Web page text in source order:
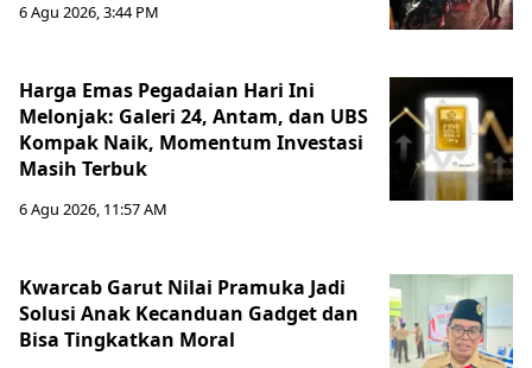
6 Agu 2026, 3:44 PM
Harga Emas Pegadaian Hari Ini
Melonjak: Galeri 24, Antam, dan UBS
Kompak Naik, Momentum Investasi
Masih Terbuk
6 Agu 2026, 11:57 AM
Kwarcab Garut Nilai Pramuka Jadi
Solusi Anak Kecanduan Gadget dan
Bisa Tingkatkan Moral